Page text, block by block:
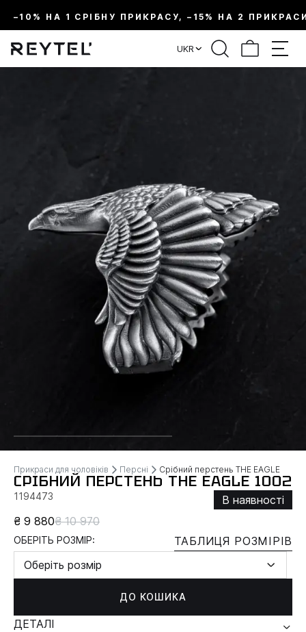
–10% НА 1 СРІБНУ ПРИКРАСУ, –15% НА 2
UKR
Прикраси для чоловіків Персні Срібний перстень THE EAGLE
СРІБНИЙ ПЕРСТЕНЬ THE EAGLE 1002
1194473
В наявності
₴ 9 880₴ 10 970
ОБЕРІТЬ РОЗМІР:
ТАБЛИЦЯ РОЗМІРІВ
Оберіть розмір
ДО КОШИКА
ДЕТАЛІ